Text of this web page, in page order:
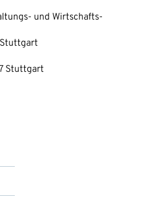
und Wirtschafts-
Stuttgart